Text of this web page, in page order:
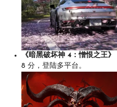
《暗黑破坏神 4：憎恨之王》
8 分，登陆多平台。